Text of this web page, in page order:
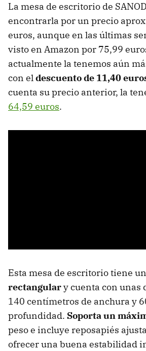
La mesa de escritorio de
encontrarla por un precio
euros, aunque en las últimas
visto en Amazon por 75,99
actualmente la tenemos aún
con eldescuento de 11,40
cuenta su precio anterior, la
64,59 euros.
Esta mesa de escritorio tiene un
rectangulary cuenta con unas
140 centímetros de anchura y
profundidad. Soporta un
peso e incluye reposapiés
ofrecer una buena estabilidad